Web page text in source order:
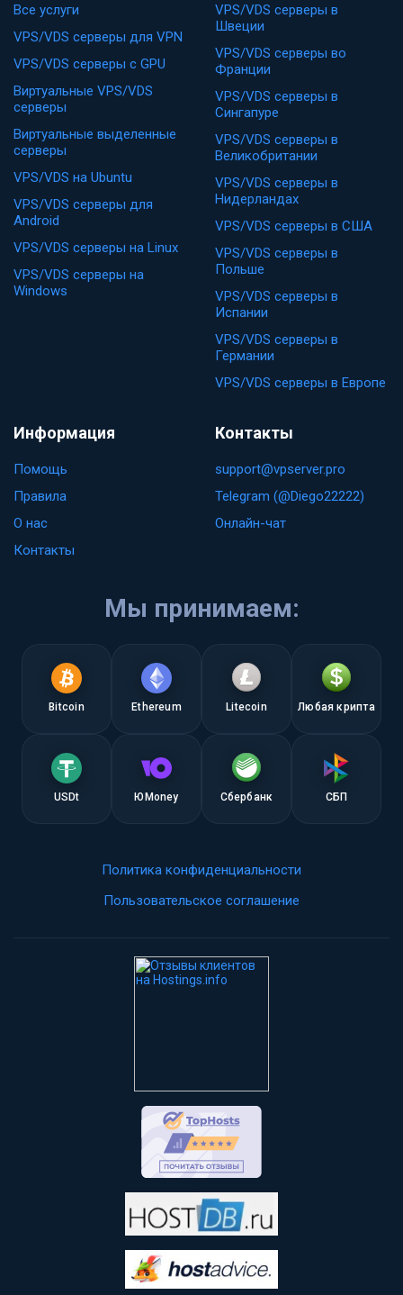
Все услуги
VPS/VDS серверы для VPN
VPS/VDS серверы с GPU
Виртуальные VPS/VDS
серверы
Виртуальные выделенные
серверы
VPS/VDS на Ubuntu
VPS/VDS серверы для
Android
VPS/VDS серверы на Linux
VPS/VDS серверы на
Windows
VPS/VDS серверы в
Швеции
VPS/VDS серверы во
Франции
VPS/VDS серверы в
Сингапуре
VPS/VDS серверы в
Великобритании
VPS/VDS серверы в
Нидерландах
VPS/VDS серверы в США
VPS/VDS серверы в
Польше
VPS/VDS серверы в
Испании
VPS/VDS серверы в
Германии
VPS/VDS серверы в Европе
Информация
Помощь
Правила
О нас
Контакты
Контакты
support@vpserver.pro
Telegram (@Diego22222)
Онлайн-чат
Мы принимаем:
Bitcoin Ethereum Litecoin Любая крипта
USDt ЮMoney Сбербанк СБП
Политика конфиденциальности
Пользовательское соглашение